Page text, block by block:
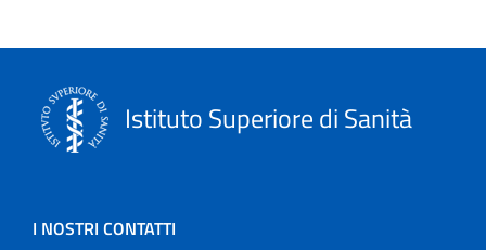
Istituto Superiore di Sanità
I NOSTRI CONTATTI